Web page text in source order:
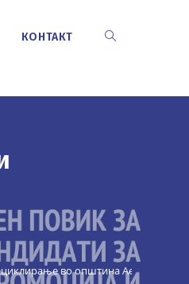
КОНТАКТ TOGGLE
WEBSITE
во општина Аеродром